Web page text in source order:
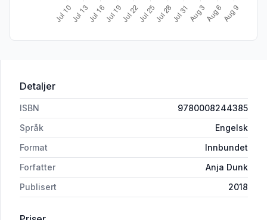
Detaljer
ISBN
9780008244385
Språk
Engelsk
Format
Innbundet
Forfatter
Anja Dunk
Publisert
2018